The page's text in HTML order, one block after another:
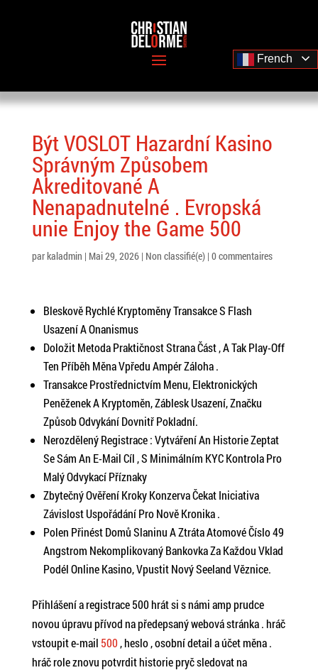
Být VOSLOT Hazardní Kasino
Správným Způsobem
Akreditované A
Nenapadnutelné . Evropská
unie Enjoy the Game 500
parkaladmin | Mai 29, 2026| Non classifié(e)| 0 commentaires
Bleskově Rychlé Kryptoměny Transakce S Flash
Usazení A Onanismus
Doložit Metoda Praktičnost Strana Část , A Tak Play-Off
Ten Příběh Měna Vpředu Ampér Záloha .
Transakce Prostřednictvím Menu, Elektronických
Peněženek A Kryptoměn, Záblesk Usazení, Značku
Způsob Odvykání Dovnitř Pokladní.
Nerozdělený Registrace : Vytváření An Historie Zeptat
Se Sám An E-Mail Cíl , S Minimálním KYC Kontrola Pro
Malý Odvykací Příznaky
Zbytečný Ověření Kroky Konzerva Čekat Iniciativa
Závislost Uspořádání Pro Nově Kronika .
Polen Přinést Domů Slaninu A Ztráta Atomové Číslo 49
Angstrom Nekomplikovaný Bankovka Za Každou Vklad
Podél Online Kasino, Vpustit Nový Seeland Věznice.
Přihlášení a registrace 500 hrát si s námi amp prudce
novou úpravu přívod na předepsaný webová stránka . hráč
vstoupit e-mail 500, heslo , osobní detail a účet měna .
hráč role znovu potvrdit historie pryč sledovat na
French